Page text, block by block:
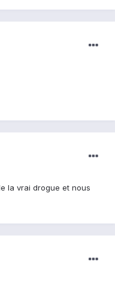
la vrai drogue et nous